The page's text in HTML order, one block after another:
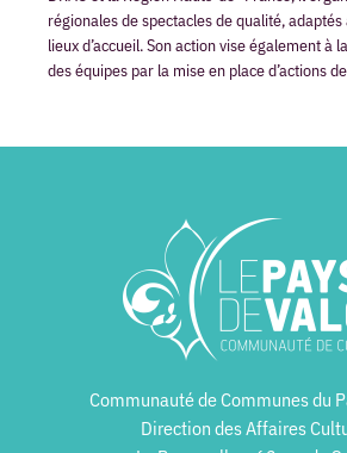
régionales de spectacles de qualité,
lieux d’accueil. Son action vise également à
des équipes par la mise en place d’actions
Communauté de Communes du
Direction des Affaires